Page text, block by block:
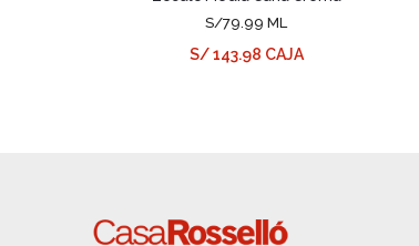
S/79.99 ML
S/ 143.98 CAJA